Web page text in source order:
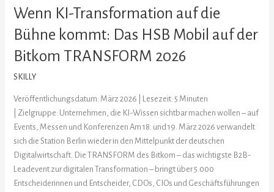
Wenn KI-Transformation auf die
Bühne kommt: Das HSB Mobil auf der
Bitkom TRANSFORM 2026
SKILLY
Veröffentlichungsdatum: März 2026 | Lesezeit: 5 Minuten
| Zielgruppe: Unternehmen, die KI-Wissen sichtbar machen wollen – auf
Events, Messen und Konferenzen Am 18. und 19. März 2026 verwandelt
sich die Station Berlin wieder in den Mittelpunkt der deutschen
Digitalwirtschaft. Die TRANSFORM des Bitkom – das wichtigste B2B-
Leadevent zur digitalen Transformation – bringt über 5.000
Entscheiderinnen und Entscheider, CDOs, CIOs und Geschäftsführungen
der
Bitkom
TRANSFORM
2026